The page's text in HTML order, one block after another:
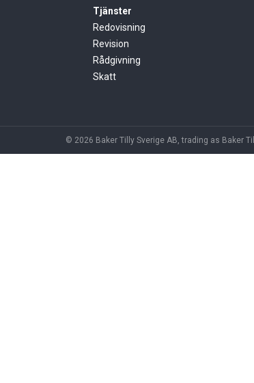
Tjänster
Redovisning
Revision
Rådgivning
Skatt
© 2026 Baker Tilly Sverige AB, trading as Baker